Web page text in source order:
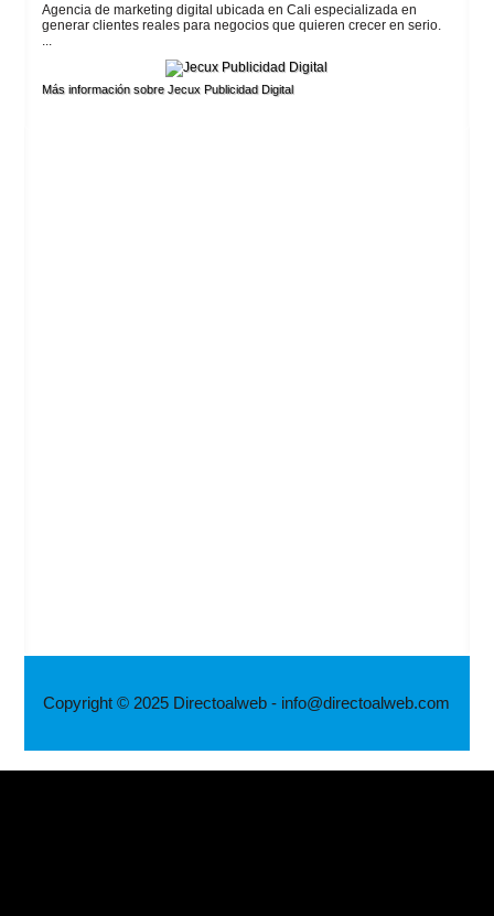
Agencia de marketing digital ubicada en Cali especializada en
generar clientes reales para negocios que quieren crecer en serio.
Más información sobre Jecux Publicidad Digital
Copyright © 2025 Directoalweb - info@directoalweb.com